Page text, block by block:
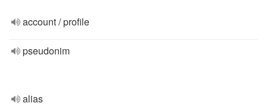
account / profile
pseudonim
alias